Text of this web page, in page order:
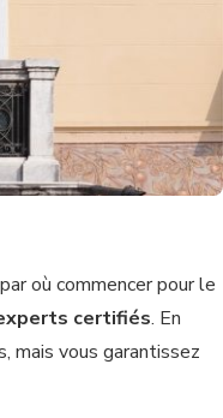
où commencer pour le
certifiés. En
mais vous garantissez